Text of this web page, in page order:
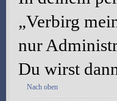
„Verbirg
nur
Du wirst
Nach oben